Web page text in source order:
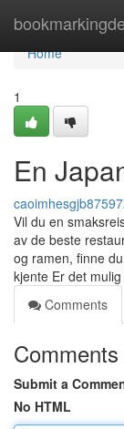
Home
Home
1
En
Vil du en
av de beste
og ramen, finne
kjente Er det mulig
Comments
Comments
Submit a
No HTML